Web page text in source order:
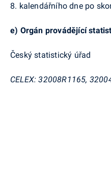
8. kalendářního dne po
e) Orgán provádějící
Český statistický úřad
CELEX: 32008R1165,